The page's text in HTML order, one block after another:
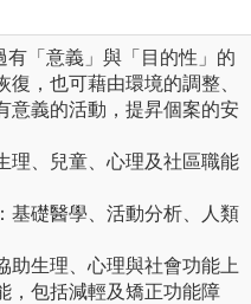
有「意義」與「目的性」的
，也可藉由環境的調整、
意義的活動，提昇個案的安
理、兒童、心理及社區職能
基礎醫學、活動分析、人類
助生理、心理與社會功能上
，包括減輕及矯正功能障